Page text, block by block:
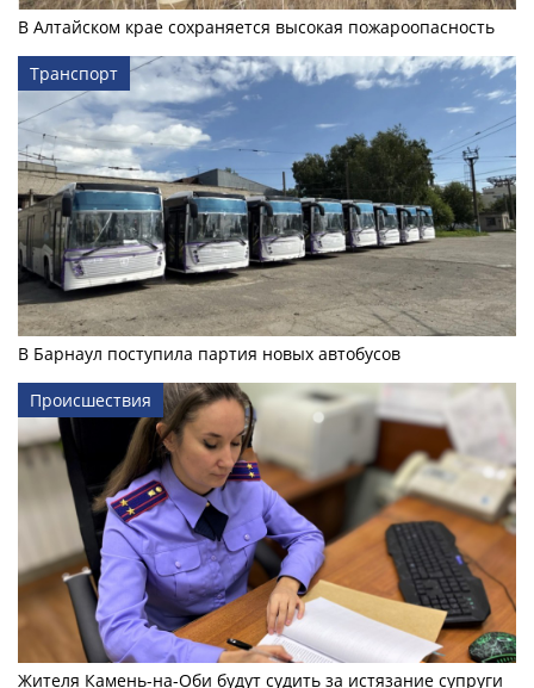
В Алтайском крае сохраняется высокая пожароопасность
Транспорт
В Барнаул поступила партия новых автобусов
Происшествия
Жителя Камень-на-Оби будут судить за истязание супруги